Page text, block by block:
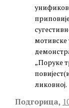
мотивске
„Поруке
ликовној.
Подгорица,